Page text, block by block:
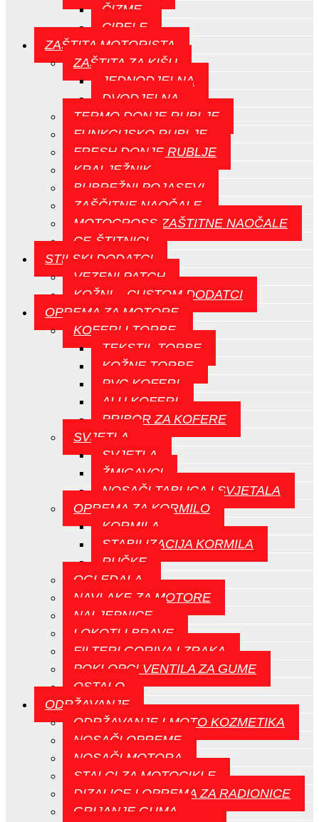
ČIZME
CIPELE
ZAŠTITA MOTORISTA
ZAŠTITA ZA KIŠU
JEDNODJELNA
DVODJELNA
TERMO DONJE RUBLJE
FUNKCIJSKO RUBLJE
FRESH DONJE RUBLJE
KRALJEŽNIK
BUBREŽNI POJASEVI
ZAŠČITNE NAOČALE
MOTOCROSS ZAŠTITNE NAOČALE
CE-ŠTITNICI
STILSKI DODATCI
VEZENI PATCH
KOŽNI – CUSTOM DODATCI
OPREMA ZA MOTORE
KOFERI I TORBE
TEKSTIL TORBE
KOŽNE TORBE
PVC KOFERI
ALU KOFERI
PRIBOR ZA KOFERE
SVJETLA
SVJETLA
ŽMIGAVCI
NOSAČI TABLICA I SVJETALA
OPREMA ZA KORMILO
KORMILA
STABILIZACIJA KORMILA
RUČKE
OGLEDALA
NAVLAKE ZA MOTORE
NALJEPNICE
LOKOTI I BRAVE
FILTERI GORIVA I ZRAKA
POKLOPCI VENTILA ZA GUME
OSTALO
ODRŽAVANJE
ODRŽAVANJE I MOTO KOZMETIKA
NOSAČI OPREME
NOSAČI MOTORA
STALCI ZA MOTOCIKLE
DIZALICE I OPREMA ZA RADIONICE
GRIJANJE GUMA